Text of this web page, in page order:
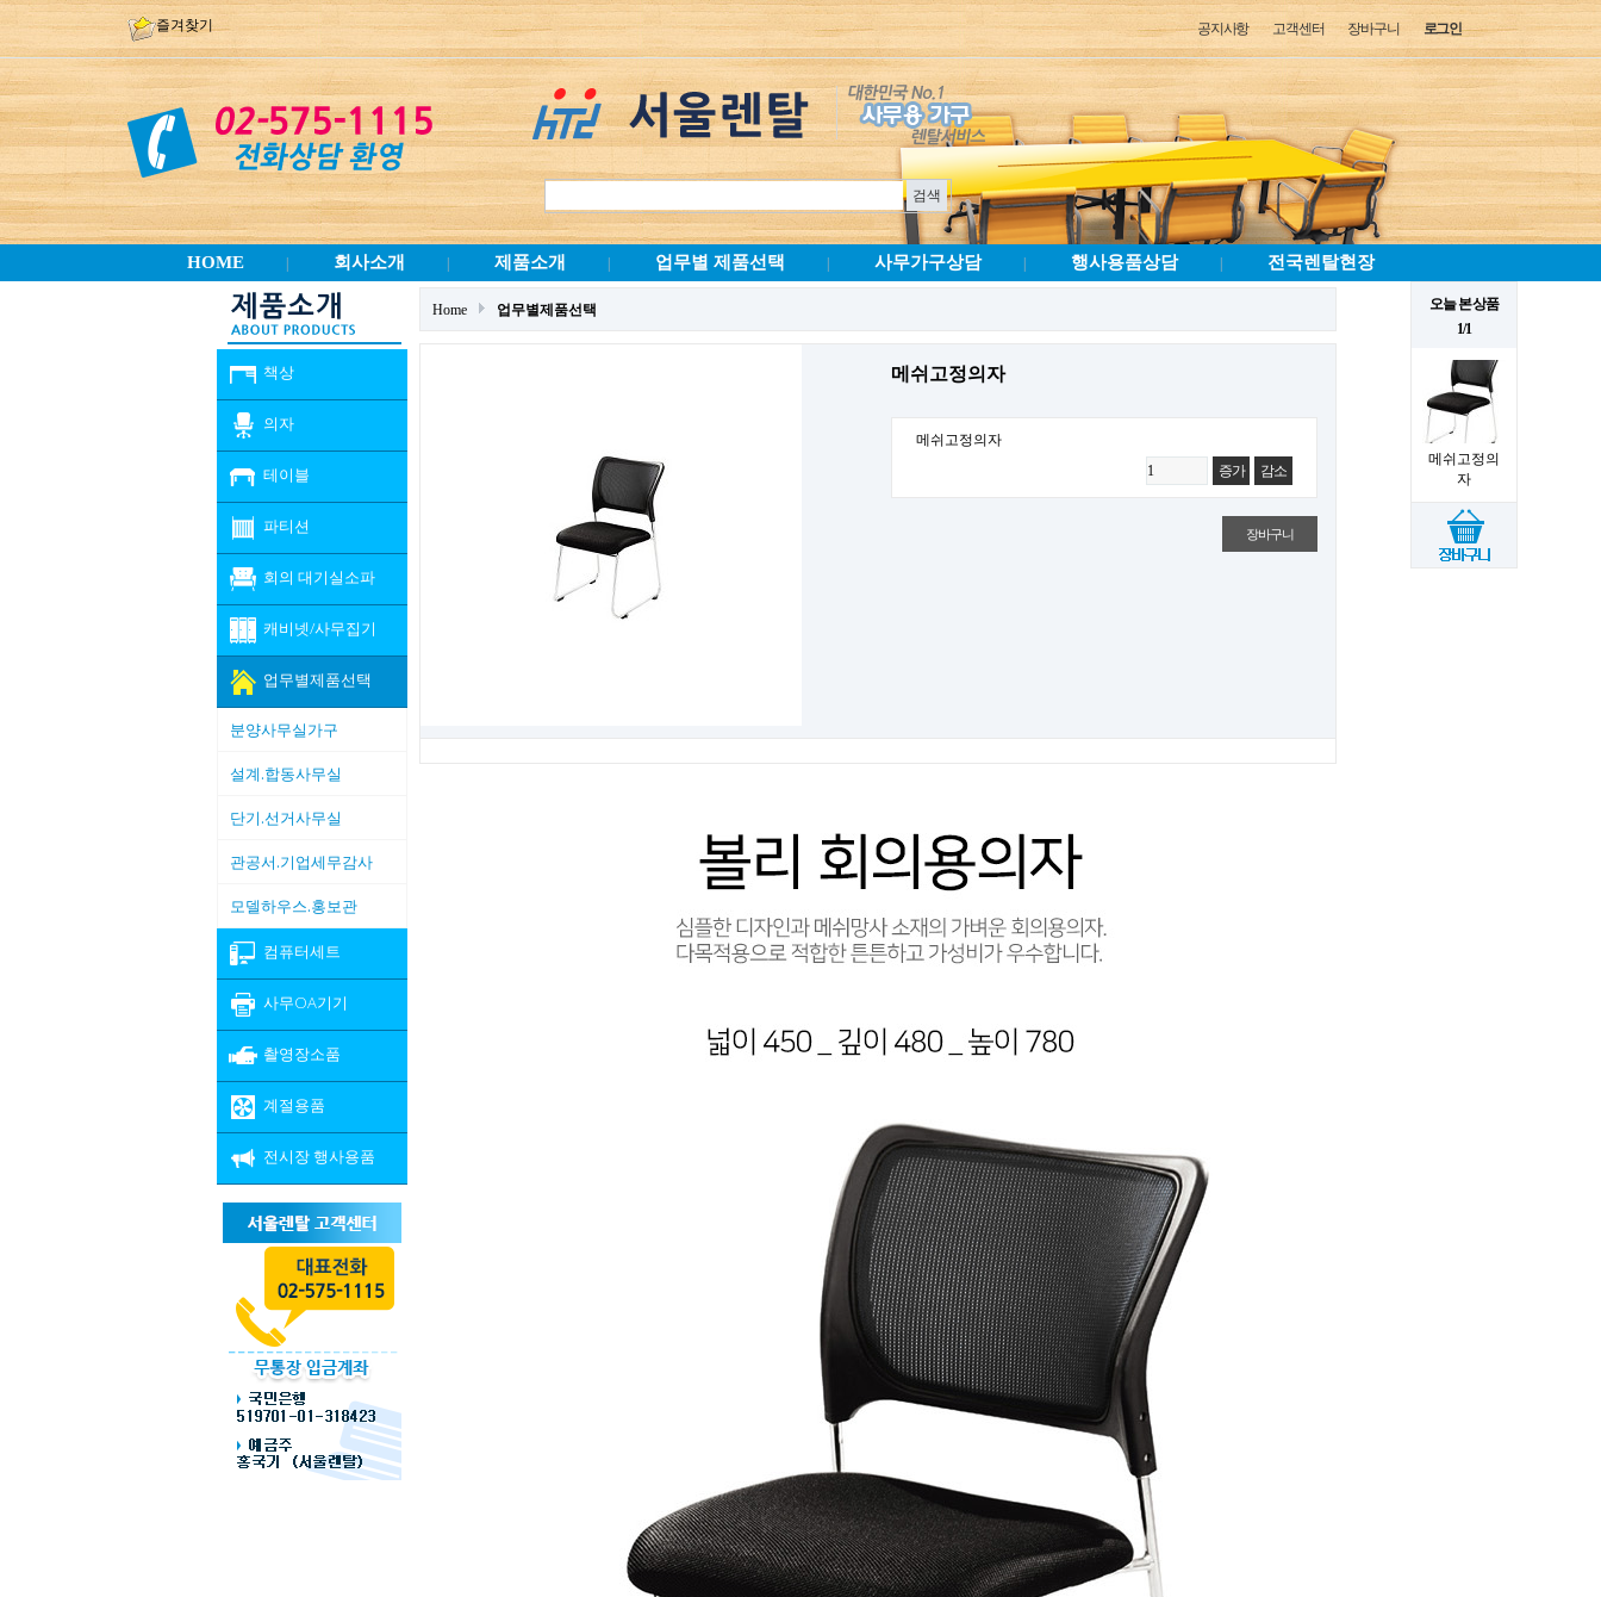
즐겨찾기 로그인
장바구니
고객센터
공지사항
HOME 회사소개 제품소개 업무별 제품선택 사무가구상담 행사용품상담 전국렌탈현장
오늘 본 상품
1/1
메쉬고정의
자
책상
의자
테이블
파티션
회의 대기실소파
캐비넷/사무집기
업무별제품선택
분양사무실가구
설계.합동사무실
단기.선거사무실
관공서.기업세무감사
모델하우스.홍보관
컴퓨터세트
사무OA기기
촬영장소품
계절용품
전시장 행사용품
Home 업무별제품선택
메쉬고정의자
메쉬고정의자
증가
감소